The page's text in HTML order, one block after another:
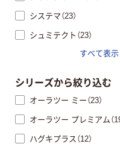
システマ（23）
シュミテクト（23）
すべて表示
シリーズから絞り込む
オーラツー ミー（23）
オーラツー プレミアム（19
ハグキプラス（12）